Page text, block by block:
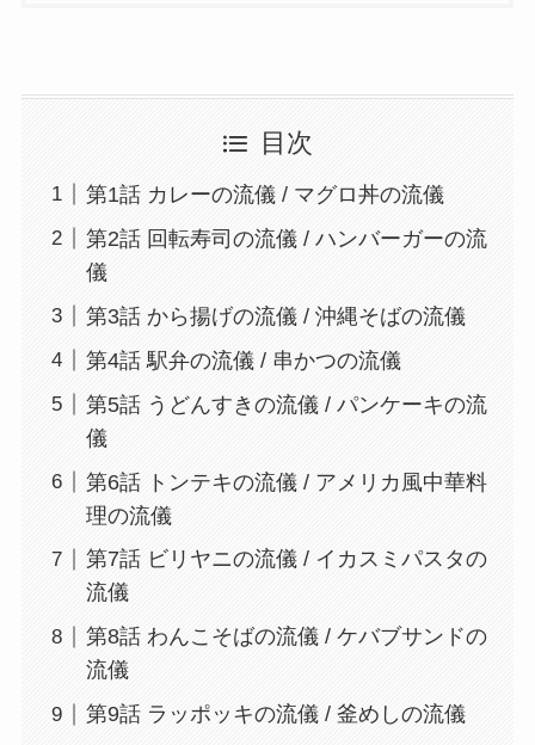
目次
第1話 カレーの流儀 / マグロ丼の流儀
第2話 回転寿司の流儀 / ハンバーガーの流
儀
第3話 から揚げの流儀 / 沖縄そばの流儀
第4話 駅弁の流儀 / 串かつの流儀
第5話 うどんすきの流儀 / パンケーキの流
儀
第6話 トンテキの流儀 / アメリカ風中華料
理の流儀
第7話 ビリヤニの流儀 / イカスミパスタの
流儀
第8話 わんこそばの流儀 / ケバブサンドの
流儀
第9話 ラッポッキの流儀 / 釜めしの流儀